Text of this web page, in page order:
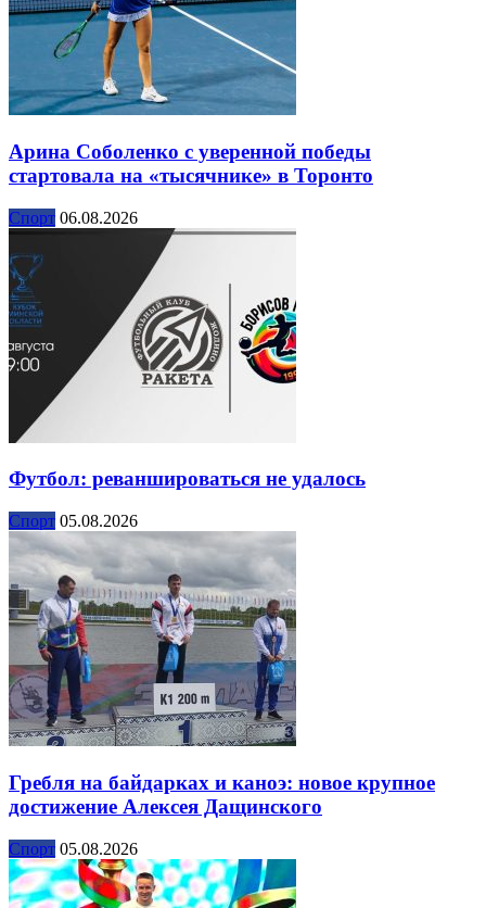
Арина Соболенко с уверенной победы
стартовала на «тысячнике» в Торонто
Спорт 06.08.2026
Футбол: реваншироваться не удалось
Спорт 05.08.2026
Гребля на байдарках и каноэ: новое крупное
достижение Алексея Дащинского
Спорт 05.08.2026